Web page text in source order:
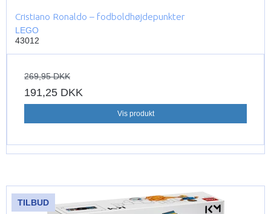
Cristiano Ronaldo – fodboldhøjdepunkter
LEGO
43012
269,95 DKK
191,25 DKK
Vis produkt
TILBUD